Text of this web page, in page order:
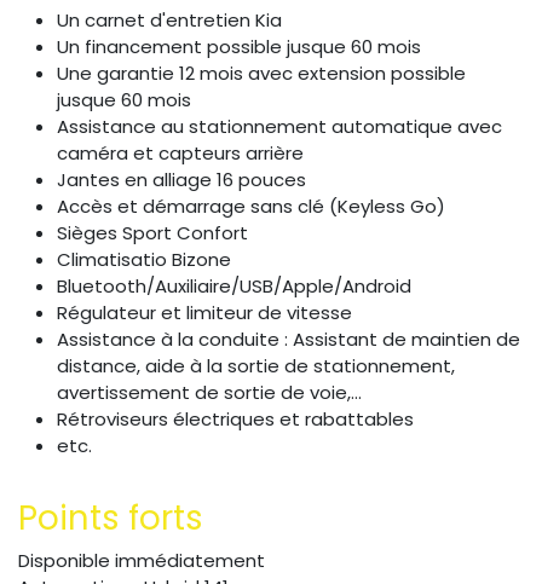
Un carnet d'entretien Kia
Un financement possible jusque 60 mois
Une garantie 12 mois avec extension possible
jusque 60 mois
Assistance au stationnement automatique avec
caméra et capteurs arrière
Jantes en alliage 16 pouces
Accès et démarrage sans clé (Keyless Go)
Sièges Sport Confort
Climatisatio Bizone
Bluetooth/Auxiliaire/USB/Apple/Android
Régulateur et limiteur de vitesse
Assistance à la conduite : Assistant de maintien de
distance, aide à la sortie de stationnement,
avertissement de sortie de voie,...
Rétroviseurs électriques et rabattables
etc.
Points forts
Disponible immédiatement